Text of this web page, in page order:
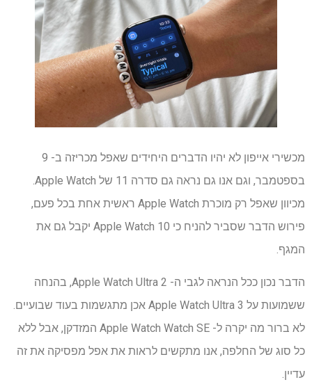
מכשירי אייפון לא יהיו הדברים היחידים שאפל מכריזה ב- 9
מכיוון שאפל רק מוכרת Apple Watch ראשית אחת בכל פעם,
פירוש הדבר שסביר להניח כי Apple Watch 10 יקבל גם את
המגף.
הדבר נכון ככל הנראה לגבי ה- Apple Watch Ultra 2, בהנחה
ששמועות על Apple Watch Ultra 3 אכן מתגשמות בעוד שבועיים.
לא ברור מה יקרה ל- Apple Watch Watch SE המזדקן, אבל ללא
כל סוג של החלפה, אנו מתקשים לראות את אפל מפסיקה את זה
עדיין.